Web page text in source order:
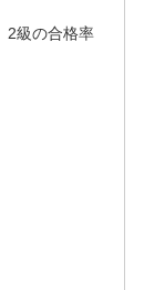
2級の合格率